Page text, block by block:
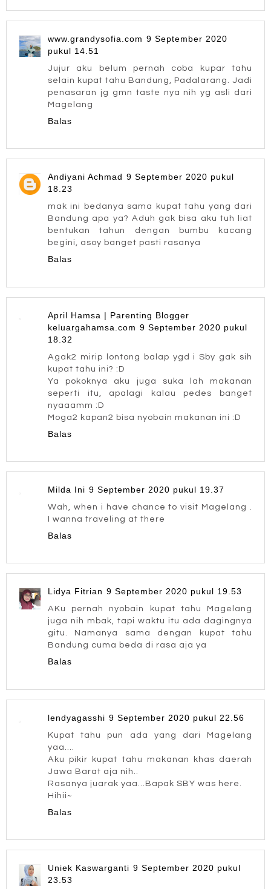
www.grandysofia.com 9 September 2020
pukul 14.51
Jujur aku belum pernah coba kupar tahu
selain kupat tahu Bandung, Padalarang. Jadi
penasaran jg gmn taste nya nih yg asli dari
Magelang
Balas
Andiyani Achmad 9 September 2020 pukul
18.23
mak ini bedanya sama kupat tahu yang dari
Bandung apa ya? Aduh gak bisa aku tuh liat
bentukan tahun dengan bumbu kacang
begini, asoy banget pasti rasanya
Balas
April Hamsa | Parenting Blogger
keluargahamsa.com 9 September 2020 pukul
18.32
Agak2 mirip lontong balap ygd i Sby gak sih
kupat tahu ini? :D
Ya pokoknya aku juga suka lah makanan
seperti itu, apalagi kalau pedes banget
nyaaamm :D
Moga2 kapan2 bisa nyobain makanan ini :D
Balas
Milda Ini 9 September 2020 pukul 19.37
Wah, when i have chance to visit Magelang .
I wanna traveling at there
Balas
Lidya Fitrian 9 September 2020 pukul 19.53
AKu pernah nyobain kupat tahu Magelang
juga nih mbak, tapi waktu itu ada dagingnya
gitu. Namanya sama dengan kupat tahu
Bandung cuma beda di rasa aja ya
Balas
lendyagasshi 9 September 2020 pukul 22.56
Kupat tahu pun ada yang dari Magelang
yaa....
Aku pikir kupat tahu makanan khas daerah
Jawa Barat aja nih..
Rasanya juarak yaa...Bapak SBY was here.
Hihii~
Balas
Uniek Kaswarganti 9 September 2020 pukul
23.53